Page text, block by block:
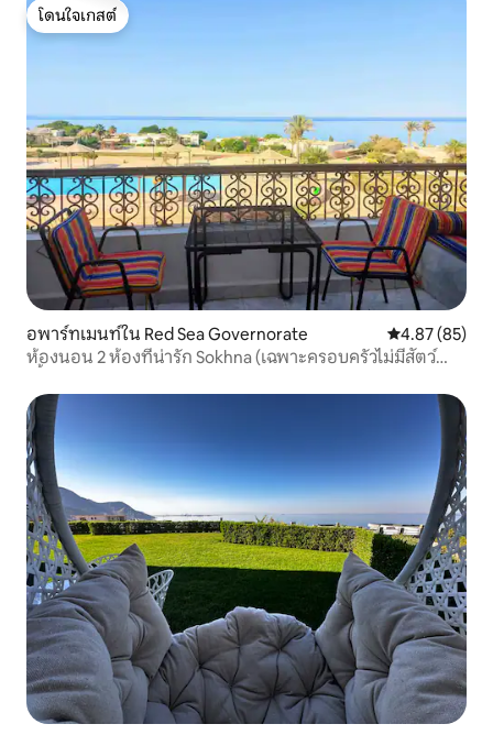
โดนใจเกสต์
โดนใจเกสต์
อพาร์ทเมนท์ใน Red Sea Governorate คะแนนเฉลี่ย
4.87 (85)
ห้องนอน 2 ห้องที่น่ารัก Sokhna (เฉพาะครอบครัวไม่มีสัตว์